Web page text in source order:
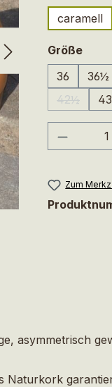
caramell
Größe
36
36½
42½
(Diese
43
Zum
asymmetrisch
Naturkork